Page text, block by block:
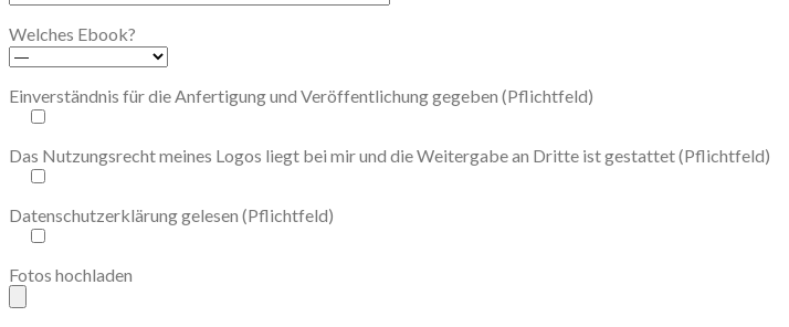
Welches Ebook?
Einverständnis für die Anfertigung und Veröffentlichung gegeben (Pflichtfeld)
Das Nutzungsrecht meines Logos liegt bei mir und die Weitergabe an Dritte ist gestattet (Pflichtfeld)
Datenschutzerklärung gelesen (Pflichtfeld)
Fotos hochladen